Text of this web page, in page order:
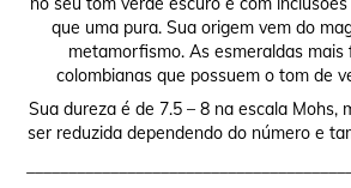
que uma pura. Sua origem vem do
metamorfismo. As esmeraldas mais
colombianas que possuem o tom de
Sua dureza é de 7.5 – 8 na escala Mohs,
ser reduzida dependendo do número e